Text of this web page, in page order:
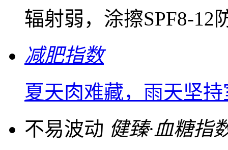
辐射弱，涂擦SPF8-12
减肥指数
夏天肉难藏，雨天坚
不易波动 健臻·血糖指